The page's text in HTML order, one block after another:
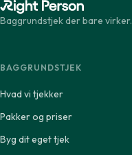
Baggrundstjek der bare virker.
BAGGRUNDSTJEK
Hvad vi tjekker
Pakker og priser
Byg dit eget tjek